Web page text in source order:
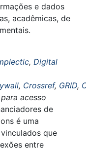
e dados
acadêmicas, de
, Digital
, Crossref, GRID,
acesso
de
é uma
que
entre